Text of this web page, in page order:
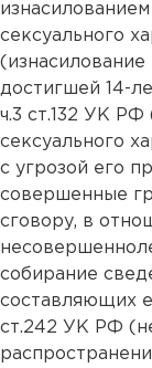
сексуального
достигшей 14-
ч.3 ст.132 УК РФ
сексуального
с угрозой его
совершенные
сговору, в
собирание
составляющих
ст.242 УК РФ